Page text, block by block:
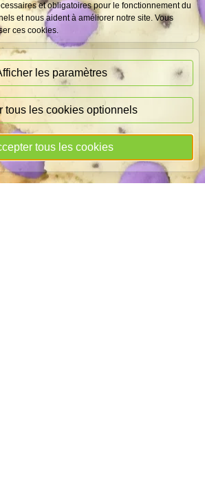
et obligatoires pour le fonctionnement du
et nous aident à améliorer notre site. Vous
ces cookies.
les paramètres
tous les cookies optionnels
tous les cookies
garantis
Paiement
immédiat
iCASH- Tous droits réservés